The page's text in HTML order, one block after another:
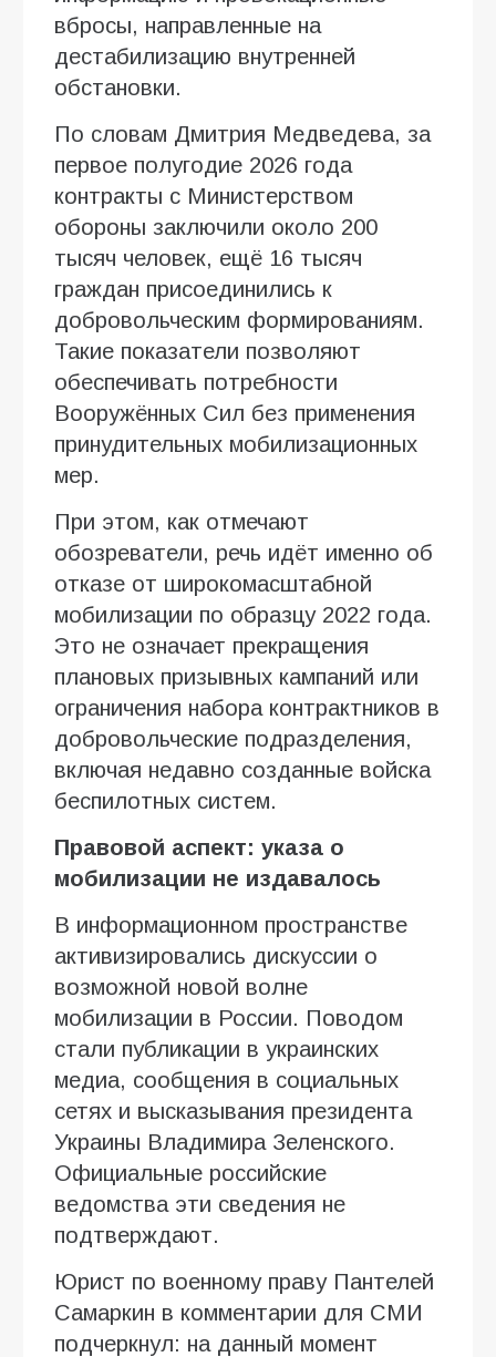
вбросы, направленные на
дестабилизацию внутренней
обстановки.
По словам Дмитрия Медведева, за
первое полугодие 2026 года
контракты с Министерством
обороны заключили около 200
тысяч человек, ещё 16 тысяч
граждан присоединились к
добровольческим формированиям.
Такие показатели позволяют
обеспечивать потребности
Вооружённых Сил без применения
принудительных мобилизационных
мер.
При этом, как отмечают
обозреватели, речь идёт именно об
отказе от широкомасштабной
мобилизации по образцу 2022 года.
Это не означает прекращения
плановых призывных кампаний или
ограничения набора контрактников в
добровольческие подразделения,
включая недавно созданные войска
беспилотных систем.
Правовой аспект: указа о
мобилизации не издавалось
В информационном пространстве
активизировались дискуссии о
возможной новой волне
мобилизации в России. Поводом
стали публикации в украинских
медиа, сообщения в социальных
сетях и высказывания президента
Украины Владимира Зеленского.
Официальные российские
ведомства эти сведения не
подтверждают.
Юрист по военному праву Пантелей
Самаркин в комментарии для СМИ
подчеркнул: на данный момент